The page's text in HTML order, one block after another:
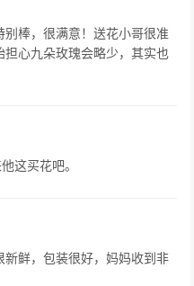
棒，很满意！送花小哥很准
担心九朵玫瑰会略少，其实也
这买花吧。
新鲜，包装很好，妈妈收到非